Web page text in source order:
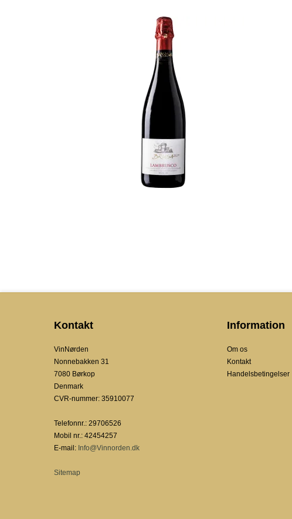
Kontakt
VinNørden
Nonnebakken 31
7080 Børkop
Denmark
CVR-nummer: 35910077
Telefonnr.: 29706526
Mobil nr.: 42454257
E-mail: Info@Vinnorden.dk
Sitemap
Information
Om os
Kontakt
Handelsbetingelser